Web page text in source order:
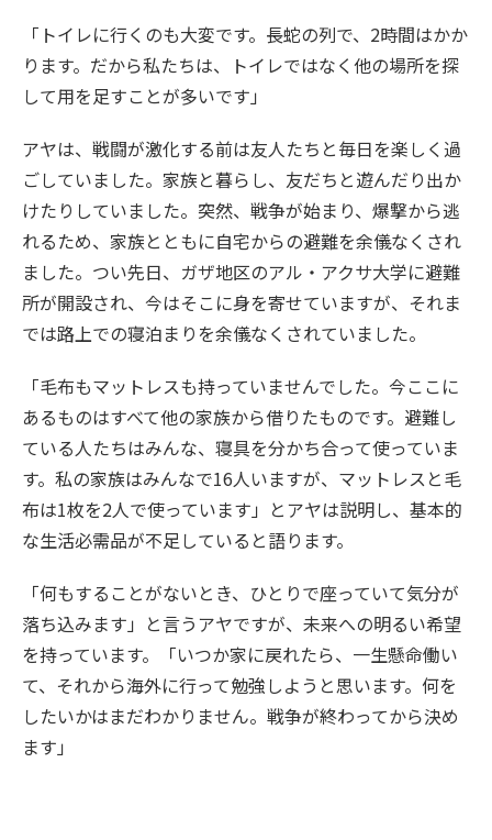
「トイレに行くのも大変です。長蛇の列で、2時間はかか
ります。だから私たちは、トイレではなく他の場所を探
して用を足すことが多いです」
アヤは、戦闘が激化する前は友人たちと毎日を楽しく過
ごしていました。家族と暮らし、友だちと遊んだり出か
けたりしていました。突然、戦争が始まり、爆撃から逃
れるため、家族とともに自宅からの避難を余儀なくされ
ました。つい先日、ガザ地区のアル・アクサ大学に避難
所が開設され、今はそこに身を寄せていますが、それま
では路上での寝泊まりを余儀なくされていました。
「毛布もマットレスも持っていませんでした。今ここに
あるものはすべて他の家族から借りたものです。避難し
ている人たちはみんな、寝具を分かち合って使っていま
す。私の家族はみんなで16人いますが、マットレスと毛
布は1枚を2人で使っています」とアヤは説明し、基本的
な生活必需品が不足していると語ります。
「何もすることがないとき、ひとりで座っていて気分が
落ち込みます」と言うアヤですが、未来への明るい希望
を持っています。「いつか家に戻れたら、一生懸命働い
て、それから海外に行って勉強しようと思います。何を
したいかはまだわかりません。戦争が終わってから決め
ます」